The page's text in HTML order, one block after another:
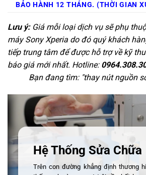
BẢO HÀNH 12 THÁNG. (THỜI GIAN
Lưu ý:Giá mỗi loại dịch vụ sẽ phụ
máy Sony Xperia do đó quý khách
tiếp trung tâm để được hỗ trợ về kỹ
báo giá mới nhất. Hotline:
Bạn đang tìm: "thay nút nguồn
Hệ Thống Sửa Chữa
Trên con đường khẳng định thương